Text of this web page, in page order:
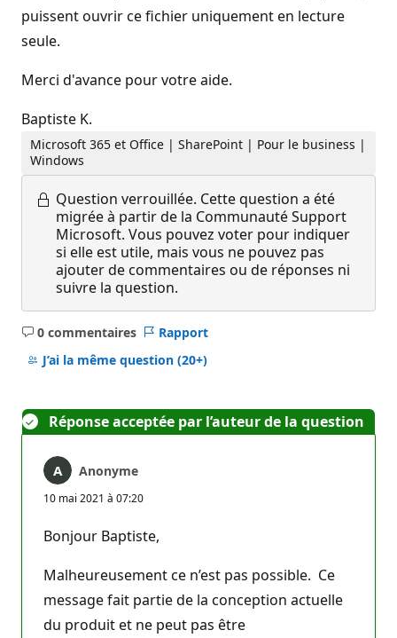
puissent ouvrir ce fichier uniquement en lecture
seule.
Merci d'avance pour votre aide.
Baptiste K.
Microsoft 365 et Office | SharePoint | Pour le business |
Windows
Question verrouillée. Cette question a été
migrée à partir de la Communauté Support
Microsoft. Vous pouvez voter pour indiquer
si elle est utile, mais vous ne pouvez pas
ajouter de commentaires ou de réponses ni
suivre la question.
0 commentaires
Aucun
commentaire
Rapport
J’ai la même question (20+)
Réponse acceptée par l’auteur de la question
Anonyme
10 mai 2021 à 07:20
Bonjour Baptiste,
Malheureusement ce n’est pas possible. Ce
message fait partie de la conception actuelle
du produit et ne peut pas être